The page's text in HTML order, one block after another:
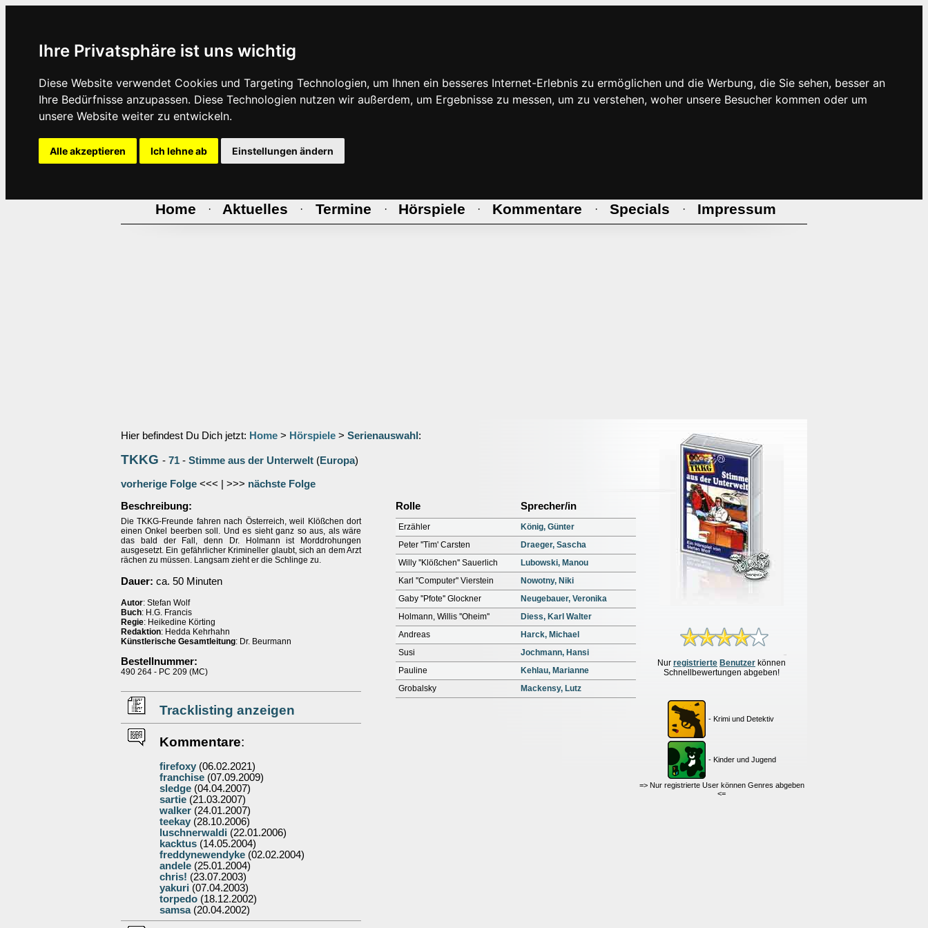
Ihre Privatsphäre ist uns wichtig
Diese Website verwendet Cookies und Targeting Technologien, um Ihnen ein besseres Internet-Erlebnis zu ermöglichen und die Werbung, die Sie sehen, besser an
Ihre Bedürfnisse anzupassen. Diese Technologien nutzen wir außerdem, um Ergebnisse zu messen, um zu verstehen, woher unsere Besucher kommen oder um
unsere Website weiter zu entwickeln.
Alle akzeptieren Ich lehne ab Einstellungen ändern
Home · Aktuelles · Termine · Hörspiele · Kommentare · Specials · Impressum
Hier befindest Du Dich jetzt: Home > Hörspiele > Serienauswahl :
TKKG - 71 - Stimme aus der Unterwelt (Europa)
vorherige Folge <<< | >>> nächste Folge
Nur registrierte Benutzer können
Schnellbewertungen abgeben!
- Krimi und Detektiv
- Kinder und Jugend
=> Nur registrierte User können Genres abgeben
<=
Beschreibung:
Die TKKG-Freunde fahren nach Österreich, weil Klößchen dort
einen Onkel beerben soll. Und es sieht ganz so aus, als wäre
das bald der Fall, denn Dr. Holmann ist Morddrohungen
ausgesetzt. Ein gefährlicher Krimineller glaubt, sich an dem Arzt
rächen zu müssen. Langsam zieht er die Schlinge zu.
Dauer: ca. 50 Minuten
Autor: Stefan Wolf
Buch: H.G. Francis
Regie: Heikedine Körting
Redaktion: Hedda Kehrhahn
Künstlerische Gesamtleitung: Dr. Beurmann
Bestellnummer:
490 264 - PC 209 (MC)
Tracklisting anzeigen
Kommentare:
firefoxy (06.02.2021)
franchise (07.09.2009)
sledge (04.04.2007)
sartie (21.03.2007)
walker (24.01.2007)
teekay (28.10.2006)
luschnerwaldi (22.01.2006)
kacktus (14.05.2004)
freddynewendyke (02.02.2004)
andele (25.01.2004)
chris! (23.07.2003)
yakuri (07.04.2003)
torpedo (18.12.2002)
samsa(20.04.2002)
Rolle Sprecher/in
Erzähler
König, Günter
Peter ''Tim' Carsten
Draeger, Sascha
Willy ''Klößchen'' Sauerlich
Lubowski, Manou
Karl ''Computer'' Vierstein
Nowotny, Niki
Gaby ''Pfote'' Glockner
Neugebauer, Veronika
Holmann, Willis ''Oheim''
Diess, Karl Walter
Andreas
Harck, Michael
Susi
Jochmann, Hansi
Pauline
Kehlau, Marianne
Grobalsky
Mackensy, Lutz